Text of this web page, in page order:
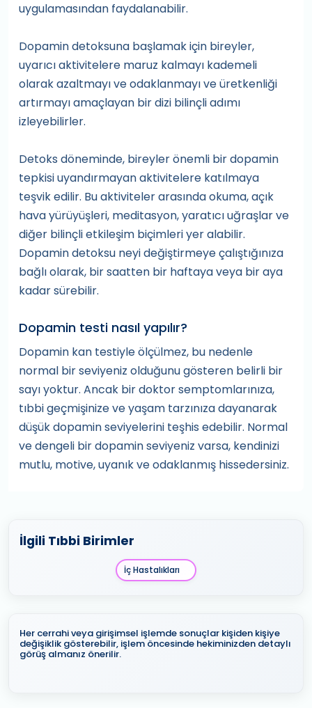
uygulamasından faydalanabilir.
Dopamin detoksuna başlamak için bireyler,
uyarıcı aktivitelere maruz kalmayı kademeli
olarak azaltmayı ve odaklanmayı ve üretkenliği
artırmayı amaçlayan bir dizi bilinçli adımı
izleyebilirler.
Detoks döneminde, bireyler önemli bir dopamin
tepkisi uyandırmayan aktivitelere katılmaya
teşvik edilir. Bu aktiviteler arasında okuma, açık
hava yürüyüşleri, meditasyon, yaratıcı uğraşlar ve
diğer bilinçli etkileşim biçimleri yer alabilir.
Dopamin detoksu neyi değiştirmeye çalıştığınıza
bağlı olarak, bir saatten bir haftaya veya bir aya
kadar sürebilir.
Dopamin testi nasıl yapılır?
Dopamin kan testiyle ölçülmez, bu nedenle
normal bir seviyeniz olduğunu gösteren belirli bir
sayı yoktur. Ancak bir doktor semptomlarınıza,
tıbbi geçmişinize ve yaşam tarzınıza dayanarak
düşük dopamin seviyelerini teşhis edebilir. Normal
ve dengeli bir dopamin seviyeniz varsa, kendinizi
mutlu, motive, uyanık ve odaklanmış hissedersiniz.
İlgili Tıbbi Birimler
İç Hastalıkları
Her cerrahi veya girişimsel işlemde sonuçlar kişiden kişiye
değişiklik gösterebilir, işlem öncesinde hekiminizden detaylı
görüş almanız önerilir.